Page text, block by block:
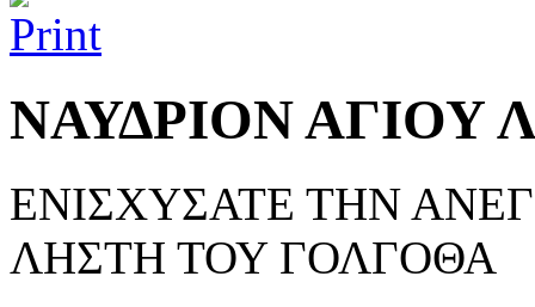
ΝΑΥΔΡΙΟΝ
ΕΝΙΣΧΥΣΑΤΕ ΤΗΝ
ΛΗΣΤΗ ΤΟΥ ΓΟΛΓΟΘΑ